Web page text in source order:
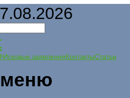
Исковые заявленияКонтактыСтатьи
меню